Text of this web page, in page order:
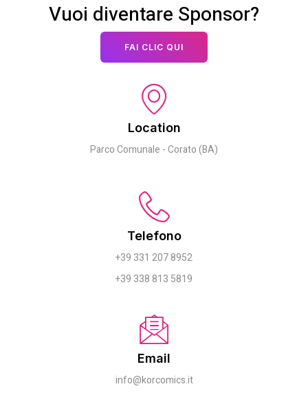
Vuoi diventare Sponsor?
FAI CLIC QUI
Location
Parco Comunale - Corato (BA)
Telefono
+39 331 207 8952
+39 338 813 5819
Email
info@korcomics.it